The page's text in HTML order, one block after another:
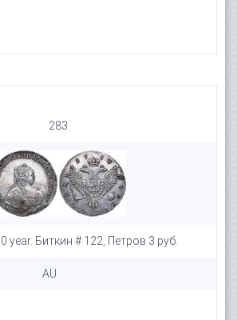
283
year. Биткин # 122, Петров 3 руб.
AU